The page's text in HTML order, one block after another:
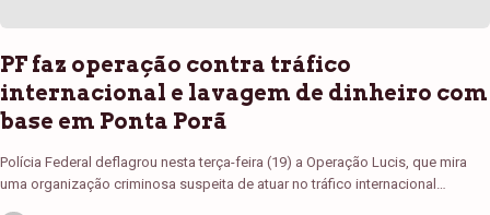
PF faz operação contra tráfico
internacional e lavagem de dinheiro com
base em Ponta Porã
Polícia Federal deflagrou nesta terça-feira (19) a Operação Lucis, que mira
uma organização criminosa suspeita de atuar no tráfico internacional…